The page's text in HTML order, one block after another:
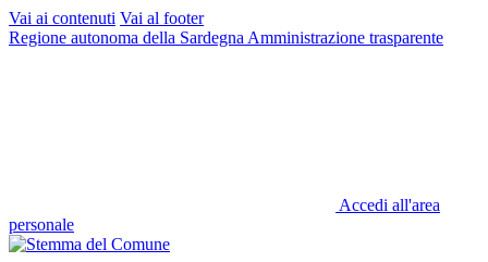
Vai ai contenuti Vai al footer
Regione autonoma della Sardegna Amministrazione trasparente
Accedi all'area
personale